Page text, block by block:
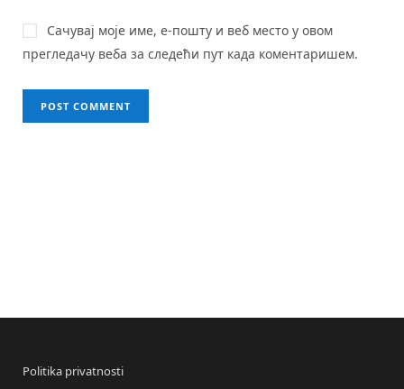
Сачувај моје име, е-пошту и веб место у овом
прегледачу веба за следећи пут када коментаришем.
Politika privatnosti